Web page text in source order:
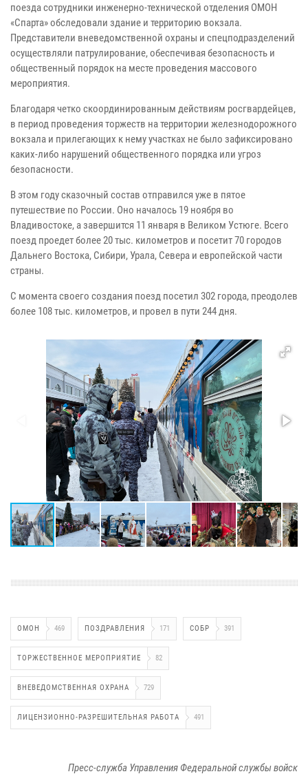
поезда сотрудники инженерно-технической отделения ОМОН
«Спарта» обследовали здание и территорию вокзала.
Представители вневедомственной охраны и спецподразделений
осуществляли патрулирование, обеспечивая безопасность и
общественный порядок на месте проведения массового
мероприятия.
Благодаря четко скоординированным действиям росгвардейцев,
в период проведения торжеств на территории железнодорожного
вокзала и прилегающих к нему участках не было зафиксировано
каких-либо нарушений общественного порядка или угроз
безопасности.
В этом году сказочный состав отправился уже в пятое
путешествие по России. Оно началось 19 ноября во
Владивостоке, а завершится 11 января в Великом Устюге. Всего
поезд проедет более 20 тыс. километров и посетит 70 городов
Дальнего Востока, Сибири, Урала, Севера и европейской части
страны.
С момента своего создания поезд посетил 302 города, преодолев
более 108 тыс. километров, и провел в пути 244 дня.
ОМОН 469 ПОЗДРАВЛЕНИЯ 171 СОБР 391
ТОРЖЕСТВЕННОЕ МЕРОПРИЯТИЕ 82
ВНЕВЕДОМСТВЕННАЯ ОХРАНА 729
ЛИЦЕНЗИОННО-РАЗРЕШИТЕЛЬНАЯ РАБОТА 491
Пресс-служба Управления Федеральной службы войск